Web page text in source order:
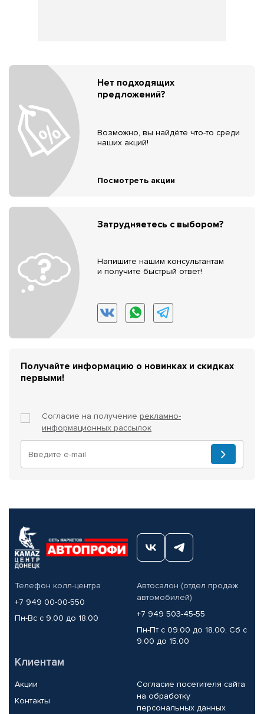
Нет подходящих
предложений?
Возможно, вы найдёте что-то среди
наших акций!
Посмотреть акции
Затрудняетесь с выбором?
Напишите нашим консультантам
и получите быстрый ответ!
Получайте информацию о новинках и скидках
первыми!
Согласие на получение рекламно-
информационных рассылок
Телефон колл-центра
+7 949 00-00-550
Пн-Вс с 9.00 до 18.00
Автосалон (отдел продаж
автомобилей)
+7 949 503-45-55
Пн-Пт с 09.00 до 18.00, Сб с
9.00 до 15.00
Клиентам
Акции
Контакты
Согласие посетителя сайта
на обработку
персональных данных